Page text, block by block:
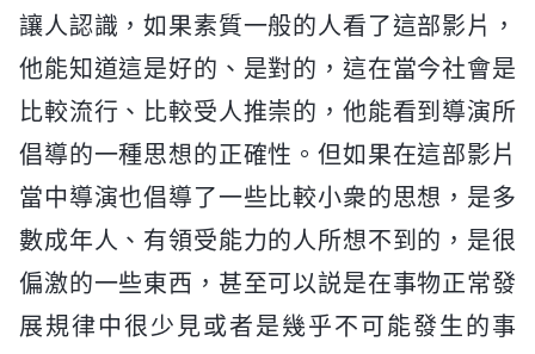
讓人認識，如果素質一般的人看了這部影片，
他能知道這是好的、是對的，這在當今社會是
比較流行、比較受人推崇的，他能看到導演所
倡導的一種思想的正確性。但如果在這部影片
當中導演也倡導了一些比較小衆的思想，是多
數成年人、有領受能力的人所想不到的，是很
偏激的一些東西，甚至可以説是在事物正常發
展規律中很少見或者是幾乎不可能發生的事